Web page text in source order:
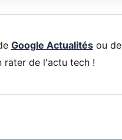
Google Actualitésou de
rater de l'actu tech !